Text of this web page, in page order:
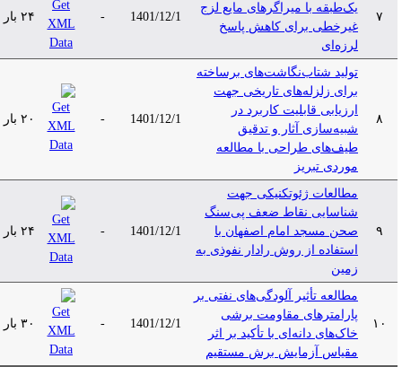
یک‌طبقه با میراگرهای مایع لزج
غیرخطی برای کاهش پاسخ
لرزه‌ای
1401/12/1 ۲۴ بار
تولید شتاب‌نگاشت‌های برساخته
برای زلزله‌های تاریخی جهت
ارزیابی قابلیت کاربرد در
شبیه‌سازی آثار و تدقیق
طیف‌های طراحی با مطالعه
موردی تبریز
1401/12/1 ۲۰ بار
مطالعات ژئوتکنیکی جهت
شناسایی نقاط ضعف پی‌سنگ
صحن مسجد امام اصفهان با
استفاده از روش رادار نفوذی به
زمین
1401/12/1 ۲۴ بار
۱۰
مطالعه تأثیر آلودگی‌های نفتی بر
پارامترهای مقاومت برشی
خاک‌های دانه‌ای با تأکید بر اثر
مقیاس آزمایش برش مستقیم
1401/12/1 ۳۰ بار